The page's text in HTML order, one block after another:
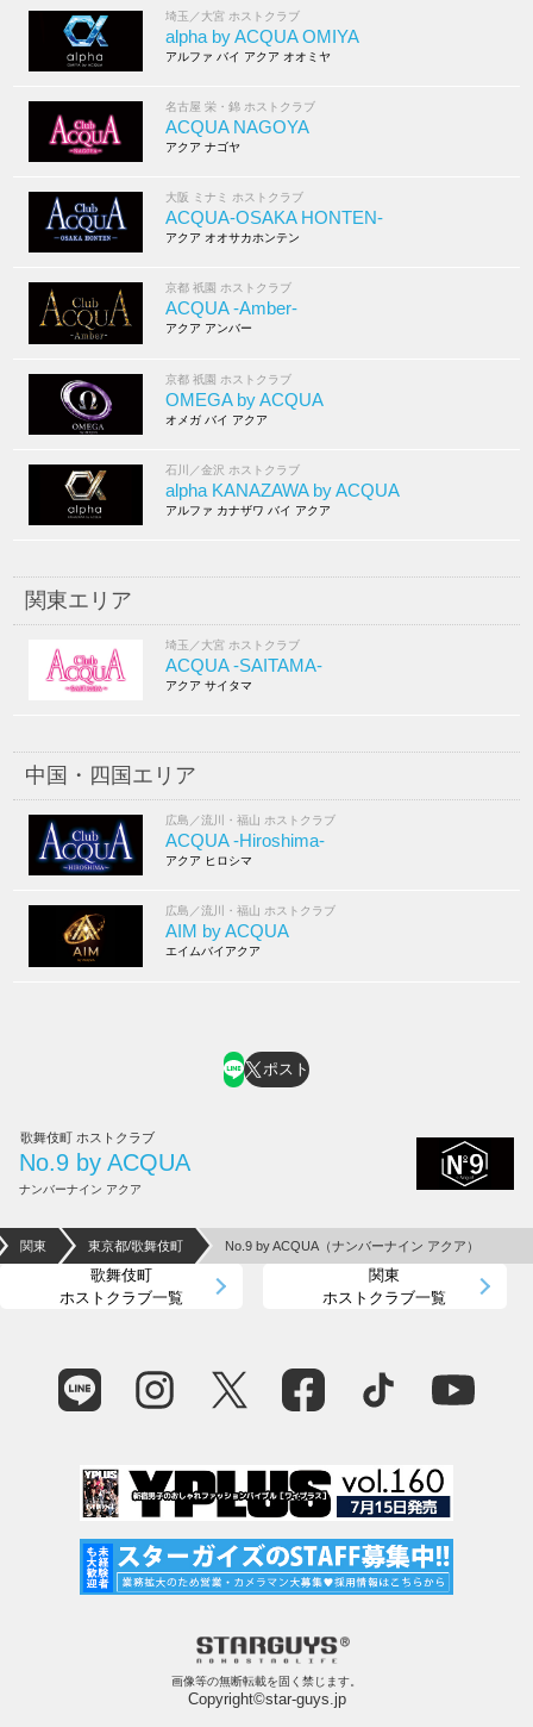
埼玉／大宮 ホストクラブ
alpha by ACQUA OMIYA
アルファ バイ アクア オオミヤ
名古屋 栄・錦 ホストクラブ
ACQUA NAGOYA
アクア ナゴヤ
大阪 ミナミ ホストクラブ
ACQUA-OSAKA HONTEN-
アクア オオサカホンテン
京都 祇園 ホストクラブ
ACQUA -Amber-
アクア アンバー
京都 祇園 ホストクラブ
OMEGA by ACQUA
オメガ バイ アクア
石川／金沢 ホストクラブ
alpha KANAZAWA by ACQUA
アルファ カナザワ バイ アクア
関東エリア
埼玉／大宮 ホストクラブ
ACQUA -SAITAMA-
アクア サイタマ
中国・四国エリア
広島／流川・福山 ホストクラブ
ACQUA -Hiroshima-
アクア ヒロシマ
広島／流川・福山 ホストクラブ
AIM by ACQUA
エイムバイアクア
ポスト
歌舞伎町 ホストクラブ
No.9 by ACQUA
ナンバーナイン アクア
関東 東京都/歌舞伎町 No.9 by ACQUA（ナンバーナイン アクア）
歌舞伎町
ホストクラブ一覧
関東
ホストクラブ一覧
画像等の無断転載を固く禁じます。
Copyright©star-guys.jp